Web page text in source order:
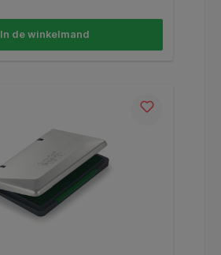
In de winkelmand